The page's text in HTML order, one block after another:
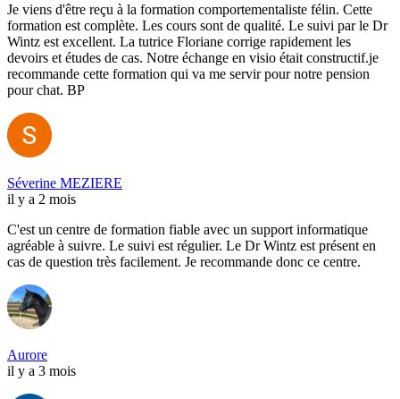
Je viens d'être reçu à la formation comportementaliste félin. Cette
formation est complète. Les cours sont de qualité. Le suivi par le Dr
Wintz est excellent. La tutrice Floriane corrige rapidement les
devoirs et études de cas. Notre échange en visio était constructif.je
recommande cette formation qui va me servir pour notre pension
pour chat. BP
Séverine MEZIERE
il y a 2 mois
C'est un centre de formation fiable avec un support informatique
agréable à suivre. Le suivi est régulier. Le Dr Wintz est présent en
cas de question très facilement. Je recommande donc ce centre.
Aurore
il y a 3 mois